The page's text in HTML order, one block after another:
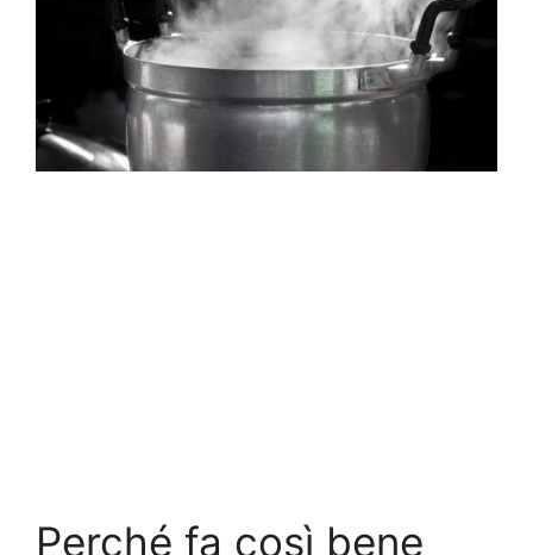
Perché fa così bene